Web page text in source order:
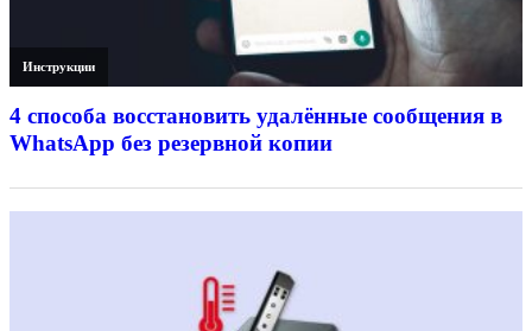
Инструкции
4 способа восстановить удалённые сообщения в
WhatsApp без резервной копии